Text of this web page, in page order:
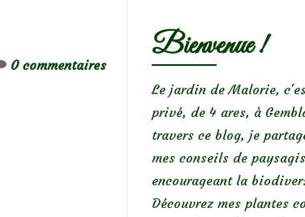
0 commentaires
Bienvenue !
Le jardin de Malorie,
privé, de 4 ares, à
travers ce blog, je
mes conseils de
encourageant la
Découvrez mes plantes